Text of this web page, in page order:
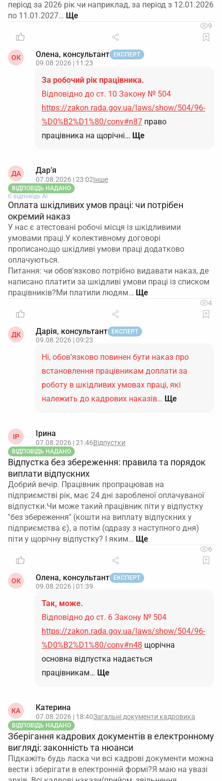
період за 2026 рік чи наприклад, за період з 12.01.2026
по 11.01.2027…
9
ОК Олена, консультант ЕКСПЕРТ
09.08.2026 | 11:23
За робочий рік працівника.
Відповідно до ст. 10 Закону № 504
https://zakon.rada.gov.ua/laws/show/504/96-
%D0%B2%D1%80/conv#n87 право
працівника на щорічні… Ще
ДА Дар’я
07.08.2026 | 23:02Інше
ВІДПОВІДЬ НАДАНО
Є відповідь АІ
Оплата шкідливих умов праці: чи потрібен
окремий наказ
У нас є атестовані робочі місця із шкідливими
умовами праці.У колективному договорі
прописано,що шкідливі умови праці додатково
оплачуються.
Питання: чи обов'язково потрібно видавати наказ, де
написано платити за шкідливі умови праці із списком
працівників?Ми платили людям…
4
ДК Дарія, консультант ЕКСПЕРТ
09.08.2026 | 09:23
Ні, обов’язково повинен бути наказ про
встановлення працівникам доплати за
роботу в шкідливих умовах праці, які
належить до кадрових наказів… Ще
ІР Ірина
07.08.2026 | 21:46Відпустки
ВІДПОВІДЬ НАДАНО
Відпустка без збереження: правила та порядок
виплати відпускних
Добрий вечір. Працівник пропрацював на
підприємстві рік, має 24 дні заробленої оплачуваної
відпустки.Чи може такий працівник піти у відпустку
"без збереження" (кошти на виплату відпускних у
підприємства є), а потім (одразу з наступного дня)
піти у щорічну відпустку? І яким…
6
ОК Олена, консультант ЕКСПЕРТ
09.08.2026 | 01:39
Так, може.
Відповідно до ст. 6 Закону № 504
https://zakon.rada.gov.ua/laws/show/504/96-
%D0%B2%D1%80/conv#n48 щорічна
основна відпустка надається
працівникам… Ще
КА Катерина
07.08.2026 | 18:40Загальні документи кадровика
ВІДПОВІДЬ НАДАНО
Зберігання кадрових документів в електронному
вигляді: законність та нюанси
Підкажіть будь ласка чи всі кадрові документи можна
вести і зберігати в електронній формі?Я маю на увазі